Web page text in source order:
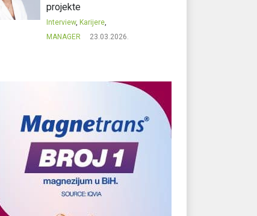
projekte
Interview, Karijere,
MANAGER
23.03.2026.